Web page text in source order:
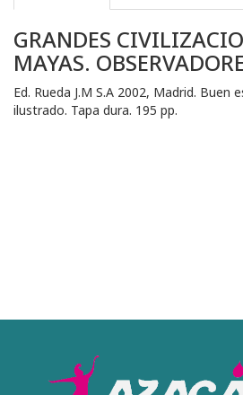
GRANDES
MAYAS.
Ed. Rueda J.M S.A 2002, Madrid. Buen
ilustrado. Tapa dura. 195 pp.